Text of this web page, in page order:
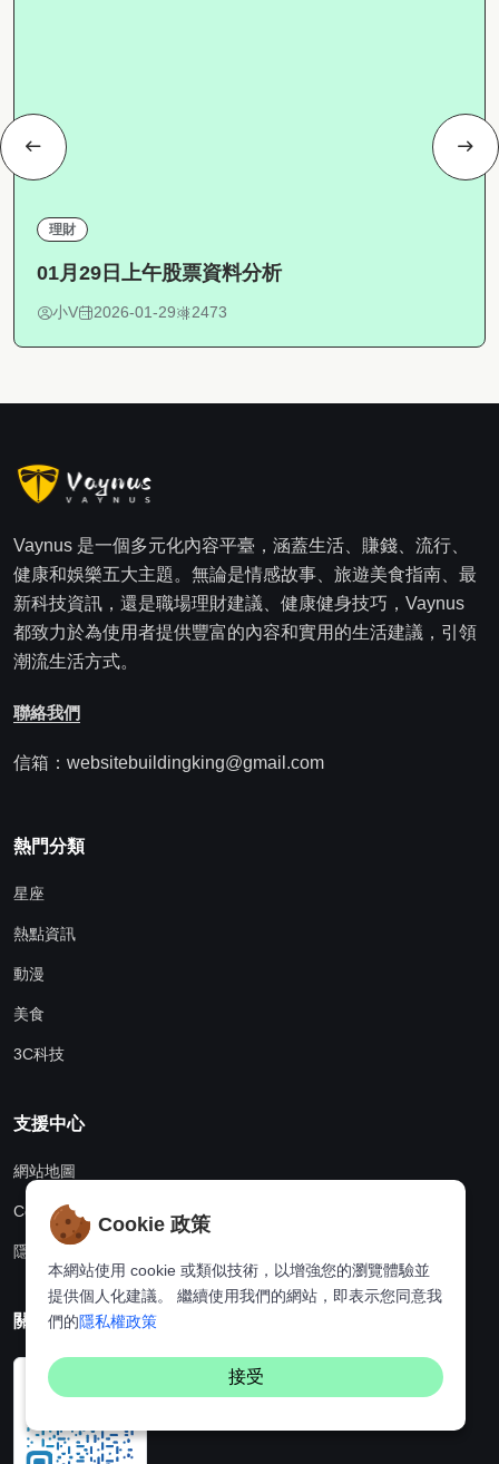
理財
01月29日上午股票資料分析
小V 2026-01-29 2473
Vaynus 是一個多元化內容平臺，涵蓋生活、賺錢、流行、
健康和娛樂五大主題。無論是情感故事、旅遊美食指南、最
新科技資訊，還是職場理財建議、健康健身技巧，Vaynus
都致力於為使用者提供豐富的內容和實用的生活建議，引領
潮流生活方式。
聯絡我們
信箱：websitebuildingking@gmail.com
熱門分類
星座
熱點資訊
動漫
美食
3C科技
支援中心
網站地圖
Cookie政策
隱私權政策
關注我們
Cookie 政策
本網站使用 cookie 或類似技術，以增強您的瀏覽體驗並
提供個人化建議。 繼續使用我們的網站，即表示您同意我
們的隱私權政策
接受